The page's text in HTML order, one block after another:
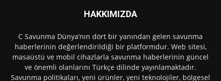
HAKKIMIZDA
C Savunma Dünya’nın dört bir yanından gelen savunma
haberlerinin değerlendirildiği bir platformdur. Web sitesi,
masaüstü ve mobil cihazlarla savunma haberlerinin güncel
ve önemli olanlarını Türkçe dilinde yayınlamaktadır.
Savunma politikaları, yeni ürünler, yeni teknolojiler, bölgesel